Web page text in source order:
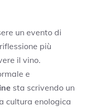
un evento di
più
il vino.
e
sta scrivendo un
cultura enologica